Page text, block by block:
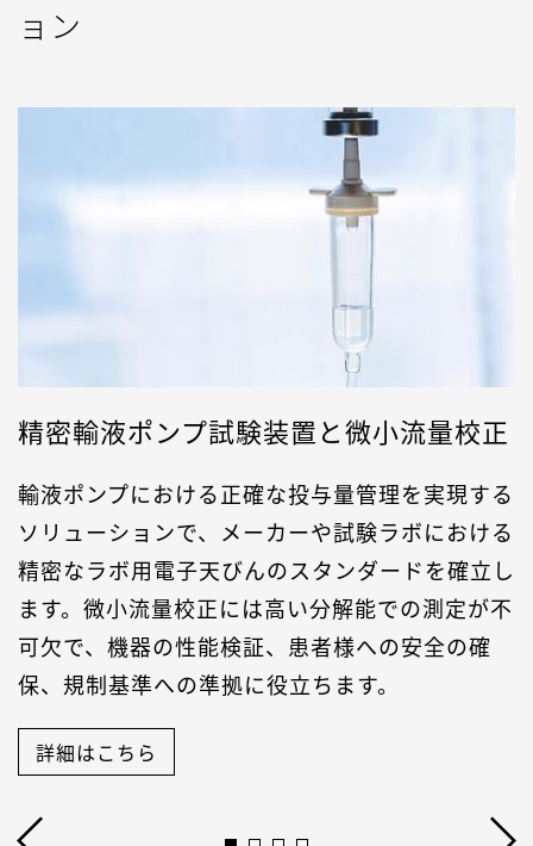
ョン
精密輸液ポンプ試験装置と微小流量校正
輸液ポンプにおける正確な投与量管理を実現する
ソリューションで、メーカーや試験ラボにおける
精密なラボ用電子天びんのスタンダードを確立し
ます。微小流量校正には高い分解能での測定が不
可欠で、機器の性能検証、患者様への安全の確
保、規制基準への準拠に役立ちます。
詳細はこちら